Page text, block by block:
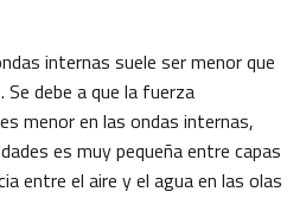
internas suele ser menor que
debe a que la fuerza
menor en las ondas internas,
es muy pequeña entre capas
entre el aire y el agua en las olas